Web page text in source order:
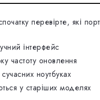
перевірте, які
інтерфейс
частоту оновлення
ноутбуках
у старіших моделях